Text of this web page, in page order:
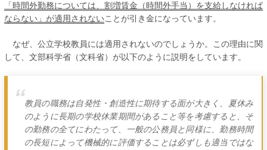
「時間外勤務については、割増賃金（時間外手当）を支給しなければ
ならない」が適用されないことが引き金になっています。
なぜ、公立学校教員には適用されないのでしょうか。この理由に関
して、文部科学省（文科省）が以下のように説明をしています。
教員の職務は自発性・創造性に期待する面が大きく、夏休み
のように長期の学校休業期間があること等を考慮すると、そ
の勤務の全てにわたって、一般の公務員と同様に、勤務時間
の長短によって機械的に評価することは必ずしも適当ではな